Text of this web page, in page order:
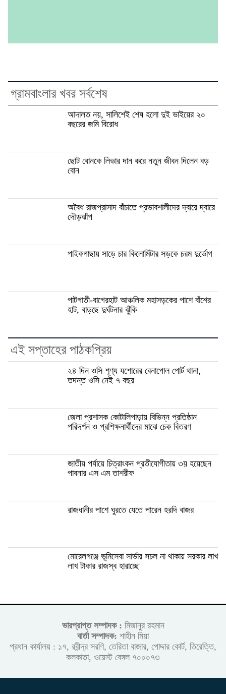
গ্রামবাংলার খবর সর্বশেষ
আদালত নয়, সালিশেই শেষ হলো দুই ভাইয়ের ২০
বছরের জমি বিরোধ
ছোট বোনকে লিভার দান করে নতুন জীবন দিলেন বড়
বোন
অবৈধ রাজপ্রাসাদ বাঁচাতে প্রভাবশালীদের দ্বারে দ্বারে
দৌড়ঝাঁপ
পাইকগাছায় সাড়ে চার কিলোমিটার সড়কে চরম দুর্ভোগ
পাটগাতী-বাগেরহাট আঞ্চলিক মহাসড়কের পাশে বাঁশের
হাট, বাড়ছে দুর্ঘটনার ঝুঁকি
এই সপ্তাহের পাঠকপ্রিয়
২৪ দিন ওসি শূণ্য যশোরের বেনাপোল পোর্ট থানা,
তদন্ত ওসি নেই ৭ বছর
জেলা প্রশাসক কোটালিপাড়ায় বিভিন্ন প্রতিষ্ঠান
পরিদর্শন ও প্রশিক্ষনার্থীদের মাঝে চেক বিতরণ
জাতীয় পর্যায়ে চিত্রাংকন প্রতীযোগীতায় ৩য় হয়েছেন
পাবনার এস এম তাশরীফ
রাজধানীর পাশে ঘুরতে যেতে পারেন হরদি বাজর
মোরেলগঞ্জে ভূমিসেবা সার্ভার সচল না থাকায় সরকার লাখ
লাখ টাকার রাজস্ব হারাচ্ছে
ভারপ্রাপ্ত সম্পাদক : মিজানুর রহমান
বার্তা সম্পাদক: শাহীন মিয়া
প্রধান কার্যালয় : ১৭, রবীন্দ্র সরণি, তেরিতা বাজার, পোদ্দার কোর্ট, তিরেত্তি,
কলকাতা, ওয়েস্ট বেঙ্গল ৭০০০৭৩